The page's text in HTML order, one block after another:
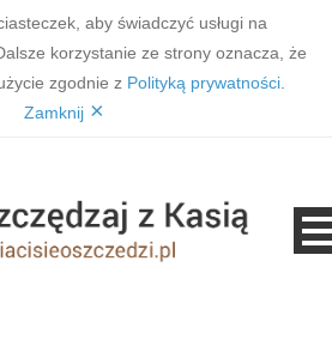
aby świadczyć usługi na
korzystanie ze strony oznacza, że
zgodnie z Polityką prywatności.
Zamknij ×